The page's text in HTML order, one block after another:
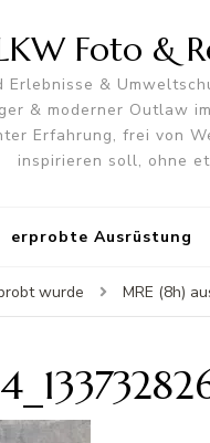
Foto &
Erlebnisse &
& moderner Outlaw
Erfahrung, frei von
inspirieren soll, ohne
erprobte Ausrüstung
wurde MRE (8h)